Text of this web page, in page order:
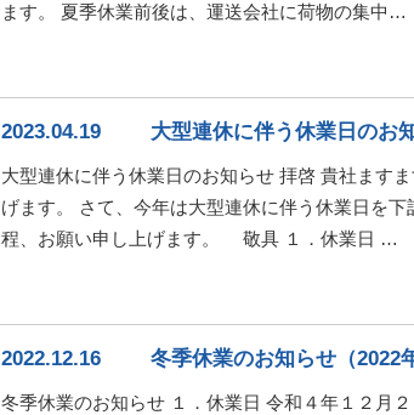
ます。 夏季休業前後は、運送会社に荷物の集中…
2023.04.19 大型連休に伴う休業日のお
大型連休に伴う休業日のお知らせ 拝啓 貴社ます
げます。 さて、今年は大型連休に伴う休業日を
程、お願い申し上げます。 敬具 １．休業日 …
2022.12.16 冬季休業のお知らせ（2022
冬季休業のお知らせ １．休業日 令和４年１２月